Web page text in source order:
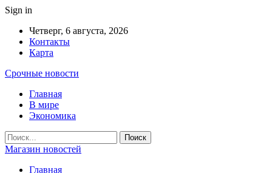
Sign in
Четверг, 6 августа, 2026
Контакты
Карта
Срочные новости
Главная
В мире
Экономика
Магазин новостей
Главная